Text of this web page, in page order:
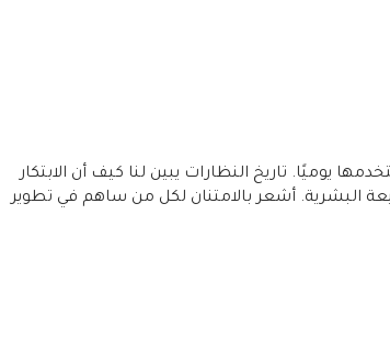
يوميًا. تاريخ النظارات يبين لنا كيف أن الابتكار
البشرية. أشعر بالامتنان لكل من ساهم في تطوير